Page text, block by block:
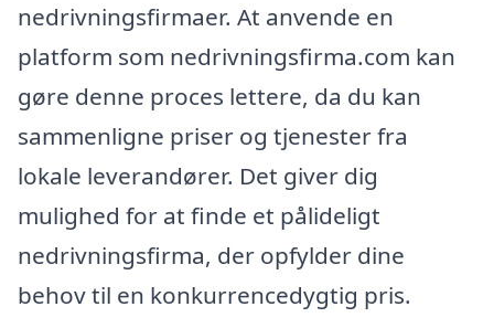
nedrivningsfirmaer. At anvende en
platform som nedrivningsfirma.com kan
gøre denne proces lettere, da du kan
sammenligne priser og tjenester fra
lokale leverandører. Det giver dig
mulighed for at finde et pålideligt
nedrivningsfirma, der opfylder dine
behov til en konkurrencedygtig pris.